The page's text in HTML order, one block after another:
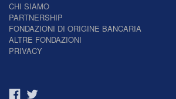
CHI SIAMO
PARTNERSHIP
FONDAZIONI DI ORIGINE BANCARIA
ALTRE FONDAZIONI
PRIVACY